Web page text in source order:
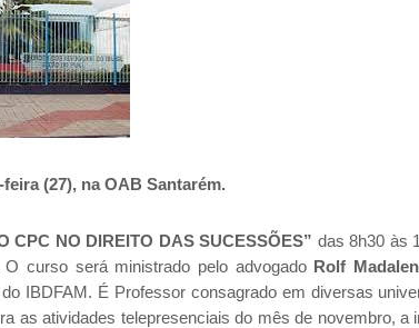
(27), na OAB Santarém.
CPC NO DIREITO DAS SUCESSÕES” das 8h30 às
curso será ministrado pelo advogado Rolf
IBDFAM. É Professor consagrado em diversas
as atividades telepresenciais do mês de novembro, a